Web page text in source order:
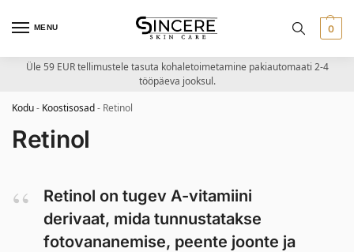
MENU 0
Üle 59 EUR tellimustele tasuta kohaletoimetamine pakiautomaati 2-4
tööpäeva jooksul.
Kodu- Koostisosad- Retinol
Retinol
Retinol on tugev A-vitamiini
derivaat, mida tunnustatakse
fotovananemise, peente joonte ja